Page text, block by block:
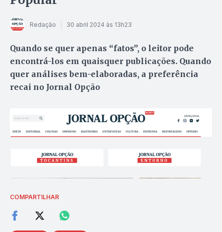
Redação 30 abril 2024 às 13h23
Quando se quer apenas “fatos”, o leitor pode
encontrá-los em quaisquer publicações. Quando
quer análises bem-elaboradas, a preferência
recai no Jornal Opção
COMPARTILHAR